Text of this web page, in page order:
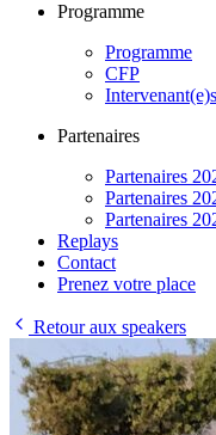
Programme
Programme
CFP
Intervenant(e)s
Partenaires
Partenaires
Partenaires
Partenaires
Replays
Contact
Prenez votre place
Retour aux speakers